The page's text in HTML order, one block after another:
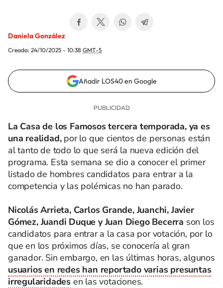
Daniela González
Creada: 24/10/2025 - 10:38 GMT-5
Añadir LOS40 en Google
La Casa de los Famosos tercera temporada, ya es
una realidad,por lo que cientos de personas están
al tanto de todo lo que será la nueva edición del
programa. Esta semana se dio a conocer el primer
listado de hombres candidatos para entrar a la
competencia y las polémicas no han parado.
Nicolás Arrieta, Carlos Grande, Juanchi, Javier
Gómez, Juandi Duque y Juan Diego Becerra son los
candidatos para entrar a la casa por votación, por lo
que en los próximos días, se conocería al gran
ganador. Sin embargo, en las últimas horas, algunos
usuarios en redes han reportado varias presuntas
irregularidades en las votaciones.